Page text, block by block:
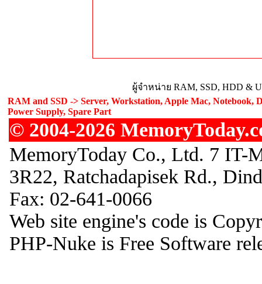
ผู้จำหน่าย RAM, SSD, HDD &
RAM and SSD -> Server, Workstation, Apple Mac, Notebook,
Power Supply, Spare Part
© 2004-2026
MemoryToday Co., Ltd. 7 IT-
3R22, Ratchadapisek Rd.,
Fax: 02-641-0066
Web site engine's code is
PHP-Nuke is Free Software